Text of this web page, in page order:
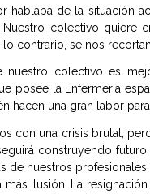
hablaba de la situación
Nuestro colectivo quiere
contrario, se nos
nuestro colectivo es
posee la Enfermería
hacen una gran labor
con una crisis brutal,
construyendo
de nuestros
más ilusión. La